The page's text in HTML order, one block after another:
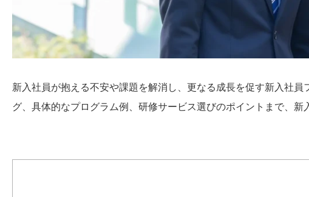
新入社員が抱える不安や課題を解消し、更なる成長を促す新入社
グ、具体的なプログラム例、研修サービス選びのポイントまで、